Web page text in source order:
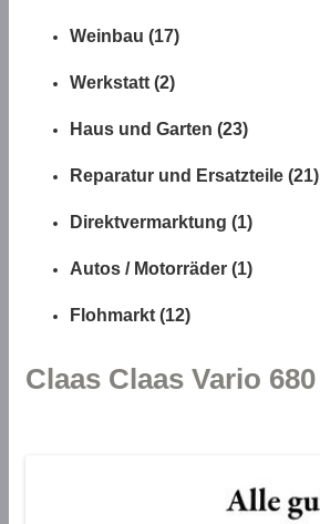
Weinbau (17)
Werkstatt (2)
Haus und Garten (23)
Reparatur und Ersatzteile (21)
Direktvermarktung (1)
Autos / Motorräder (1)
Flohmarkt (12)
Claas Claas Vario 680